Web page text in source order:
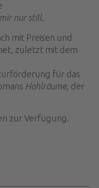
nur still.
mit Preisen und
zuletzt mit dem
für das
Hohlräume, der
zur Verfügung.